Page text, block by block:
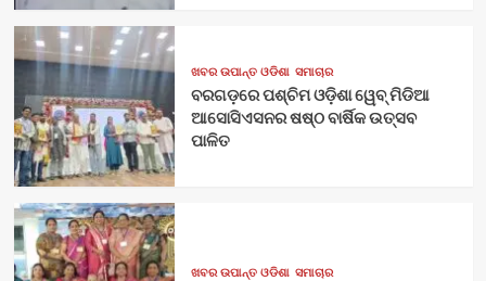
ଖବର ଉପାନ୍ତ ଓଡିଶା ସମାଚାର
ବରଗଡ଼ରେ ପଶ୍ଚିମ ଓଡ଼ିଶା ୱେବ୍ ମିଡିଆ
ଆସୋସିଏସନର ଷଷ୍ଠ ବାର୍ଷିକ ଉତ୍ସବ
ପାଳିତ
ଖବର ଉପାନ୍ତ ଓଡିଶା ସମାଚାର